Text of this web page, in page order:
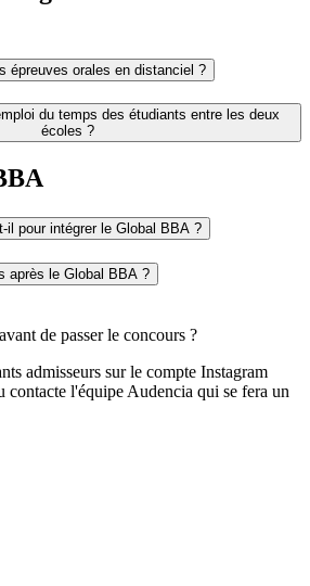
épreuves orales en distanciel ?
du temps des étudiants entre les deux
écoles ?
il pour intégrer le Global BBA ?
après le Global BBA ?
de passer le concours ?
admisseurs sur le compte Instagram
contacte l'équipe Audencia qui se fera un